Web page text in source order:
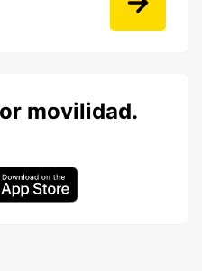
movilidad.